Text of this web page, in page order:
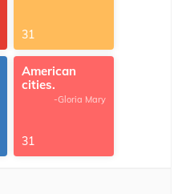
31
American
cities.
-Gloria Mary
31